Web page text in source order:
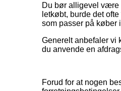
Du bør alligevel være
letkøbt, burde det
som passer på køber
Generelt anbefaler vi
du anvende en
Forud for at nogen